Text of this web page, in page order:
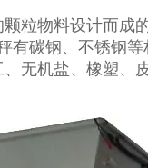
粒物料设计而成
有碳钢、不锈钢
无机盐、橡塑、